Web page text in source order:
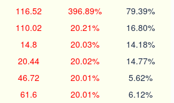
116.52 396.89% 79.39%
110.02 20.21% 16.80%
14.8 20.03% 14.18%
20.44 20.02% 14.77%
46.72 20.01% 5.62%
61.6 20.01% 6.12%